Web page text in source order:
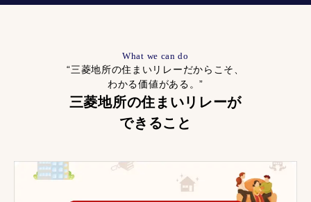
What we can do
“三菱地所の住まいリレーだからこそ、
わかる価値がある。”
三菱地所の住まいリレーが
できること